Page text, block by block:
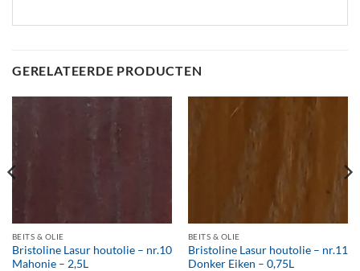
GERELATEERDE PRODUCTEN
BEITS & OLIE
Bristoline Lasur houtolie – nr.10
Mahonie – 2,5L
BEITS & OLIE
Bristoline Lasur houtolie – nr.11
Donker Eiken – 0,75L